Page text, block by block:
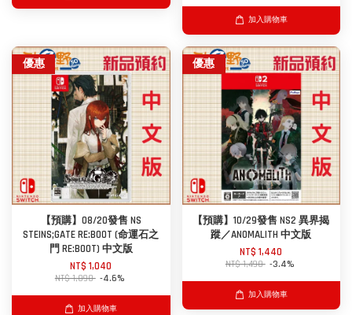
加入購物車
優惠
【預購】08/20發售 NS
STEINS;GATE RE:BOOT (命運石之
門 RE:BOOT) 中文版
NT$ 1,040
NT$ 1,090 -4.6%
加入購物車
優惠
【預購】10/29發售 NS2 異界揭
蹤／ANOMALITH 中文版
NT$ 1,440
NT$ 1,490 -3.4%
加入購物車